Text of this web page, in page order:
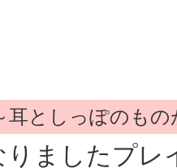
耳としっぽのも
りましたプ